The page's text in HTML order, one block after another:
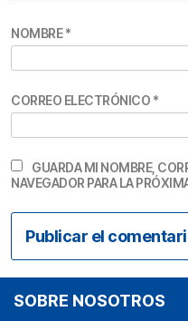
NOMBRE*
CORREO ELECTRÓNICO *
GUARDA MI NOMBRE,
NAVEGADOR PARA LA
SOBRE NOSOTROS